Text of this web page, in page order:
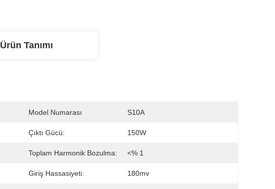
Ürün Tanımı
Model Numarası S10A
Çıktı Gücü: 150W
Toplam Harmonik Bozulma: <% 1
Giriş Hassasiyeti: 180mv